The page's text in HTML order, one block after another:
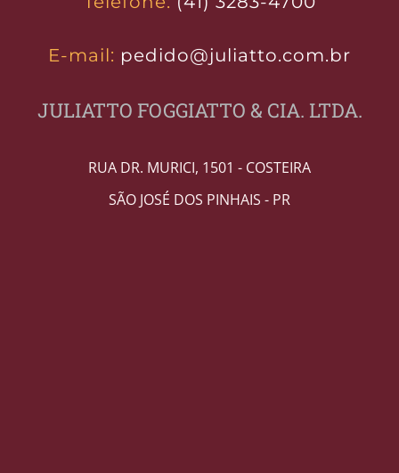
E-mail: pedido@juliatto.com.br
JULIATTO FOGGIATTO & CIA. LTDA.
RUA DR. MURICI, 1501 - COSTEIRA
SÃO JOSÉ DOS PINHAIS - PR